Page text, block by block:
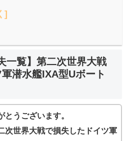
一覧】第二次世界大戦
潜水艦IXA型Uボート
とうございます。
次世界大戦で損失したドイツ軍